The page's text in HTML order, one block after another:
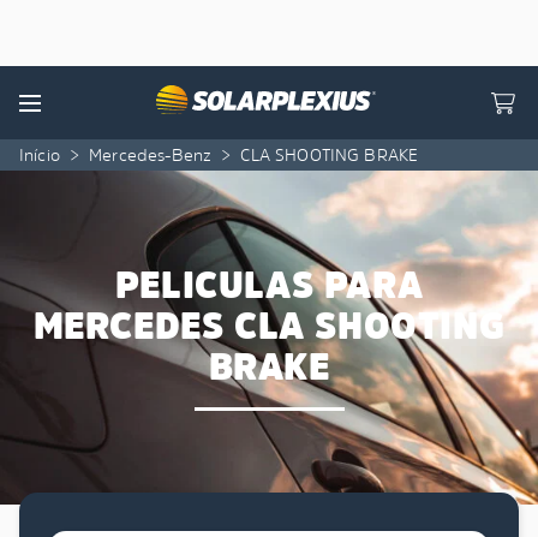
Menu
Início > Mercedes-Benz > CLA SHOOTING BRAKE
PELICULAS PARA
MERCEDES CLA SHOOTING
BRAKE